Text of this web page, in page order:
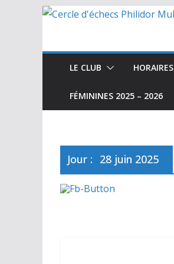
Passer
LE CLUB HORAIRES
FÉMININES 2025 – 2026
Jour : 28 juin 2025